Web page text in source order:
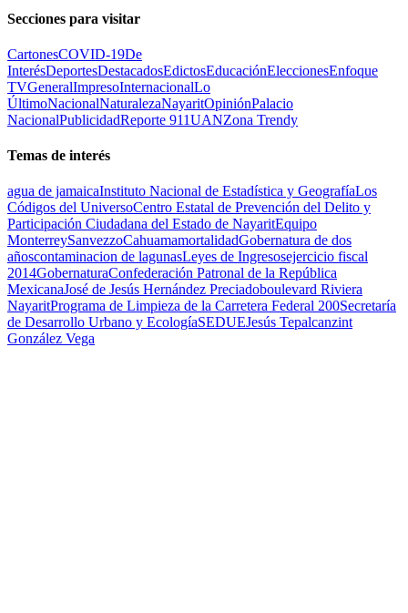
Secciones para visitar
CartonesCOVID-19De
InterésDeportesDestacadosEdictosEducaciónEleccionesEnfoque
TVGeneralImpresoInternacionalLo
ÚltimoNacionalNaturalezaNayaritOpiniónPalacio
NacionalPublicidadReporte 911UANZona Trendy
Temas de interés
agua de jamaicaInstituto Nacional de Estadística y GeografíaLos
Códigos del UniversoCentro Estatal de Prevención del Delito y
Participación Ciudadana del Estado de NayaritEquipo
MonterreySanvezzoCahuamamortalidadGobernatura de dos
añoscontaminacion de lagunasLeyes de Ingresosejercicio fiscal
2014GobernaturaConfederación Patronal de la República
MexicanaJosé de Jesús Hernández Preciadoboulevard Riviera
NayaritPrograma de Limpieza de la Carretera Federal 200Secretaría
de Desarrollo Urbano y EcologíaSEDUEJesús Tepalcanzint
González Vega